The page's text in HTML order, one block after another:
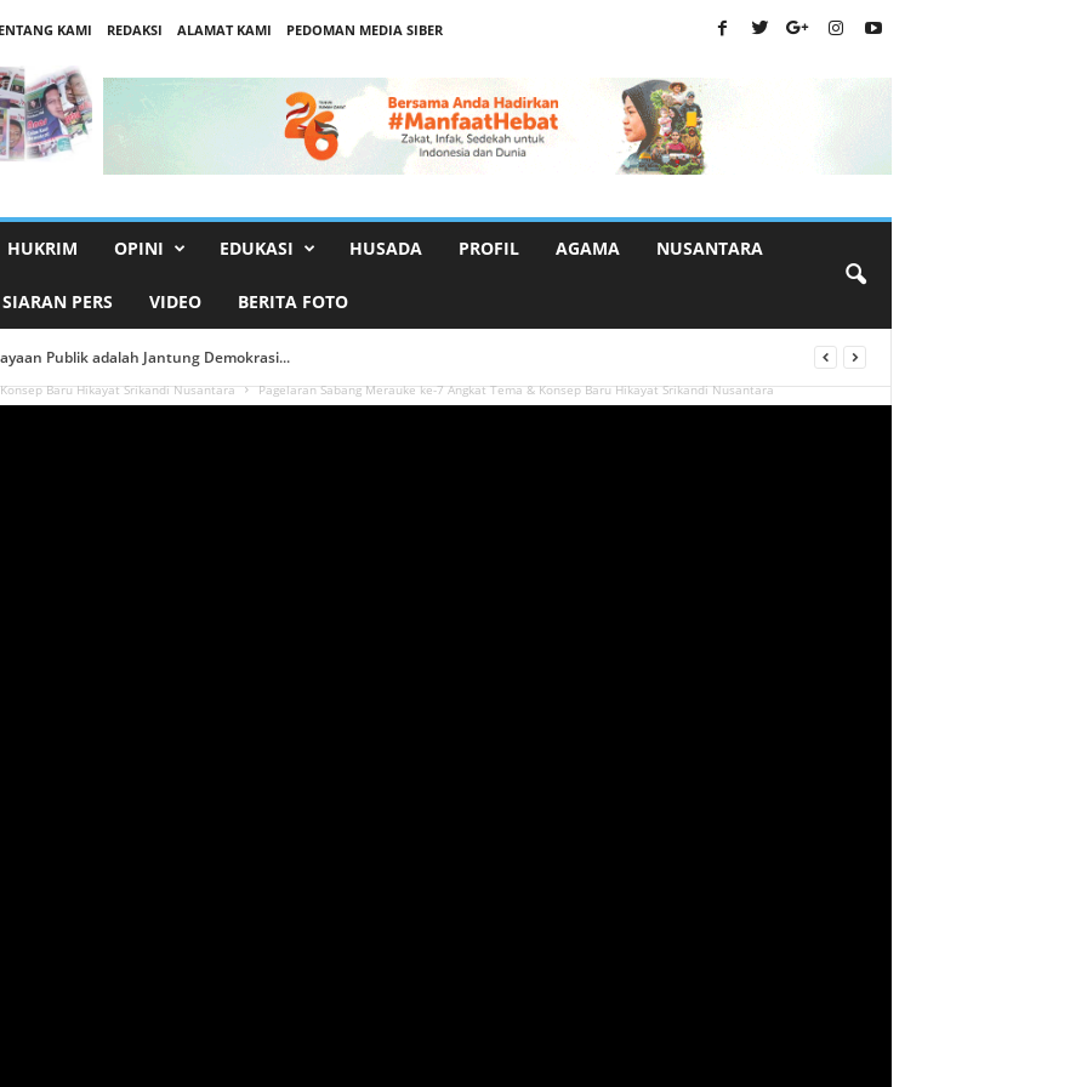
KAMI REDAKSI ALAMAT KAMI
PEDOMAN MEDIA SIBER
HUKRIM OPINI EDUKASI HUSADA PROFIL AGAMA NUSANTARA
SIARAN PERS VIDEO BERITA FOTO
Publik adalah Jantung Demokrasi...
Gerakan Lintang Nusa,Merdeka Berkendara, Merdeka Berbagi...
Baru Hikayat Srikandi Nusantara Pagelaran Sabang Merauke ke-7 Angkat Tema & Konsep Baru Hikayat Srikandi Nusantara